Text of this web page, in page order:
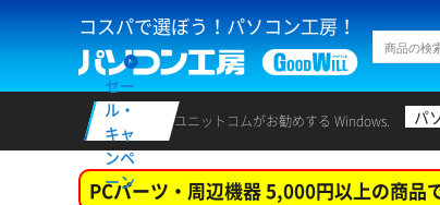
コスパで選ぼう！パソコン工房！
セー
ル・
キャ
ンペ
ーン
ユニットコムがお勧めする Windows. パ
PCパーツ・周辺機器 5,000円以上の商品